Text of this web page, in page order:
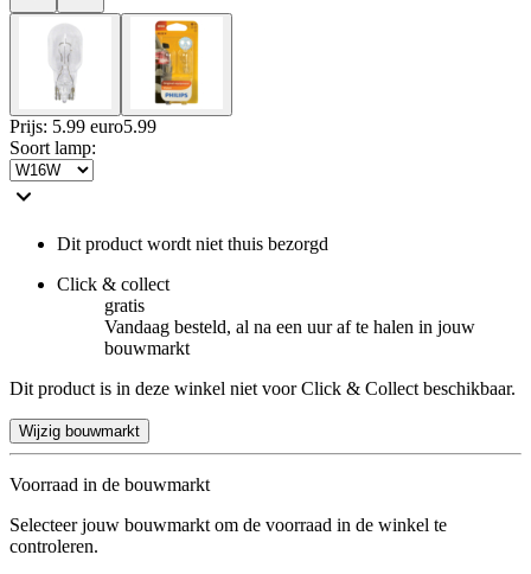
Prijs: 5.99 euro5.99
Soort lamp:
Dit product wordt niet thuis bezorgd
Click & collect
gratis
Vandaag besteld, al na een uur af te halen in jouw
bouwmarkt
Dit product is in deze winkel niet voor Click & Collect beschikbaar.
Wijzig bouwmarkt
Voorraad in de bouwmarkt
Selecteer jouw bouwmarkt om de voorraad in de winkel te
controleren.